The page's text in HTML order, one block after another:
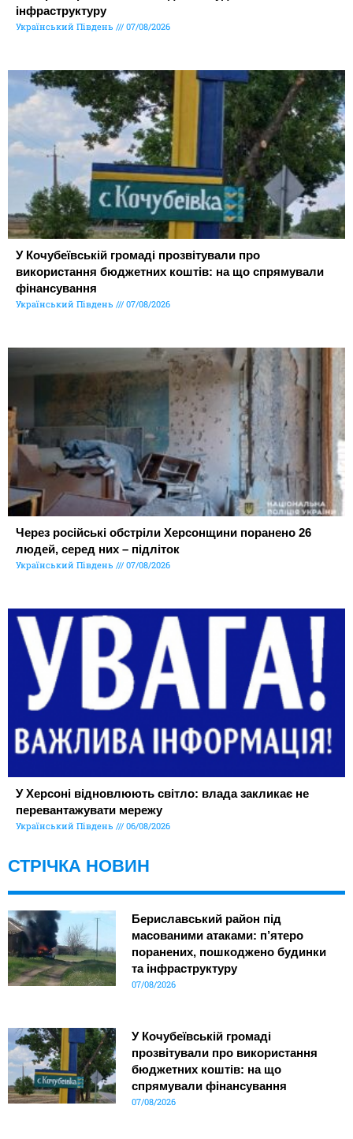
інфраструктуру
Український Південь 07/08/2026
У Кочубеївській громаді прозвітували про
використання бюджетних коштів: на що спрямували
фінансування
Український Південь 07/08/2026
Через російські обстріли Херсонщини поранено 26
людей, серед них – підліток
Український Південь 07/08/2026
У Херсоні відновлюють світло: влада закликає не
перевантажувати мережу
Український Південь 06/08/2026
СТРІЧКА НОВИН
Бериславський район під
масованими атаками: п’ятеро
поранених, пошкоджено будинки
та інфраструктуру
07/08/2026
У Кочубеївській громаді
прозвітували про використання
бюджетних коштів: на що
спрямували фінансування
07/08/2026